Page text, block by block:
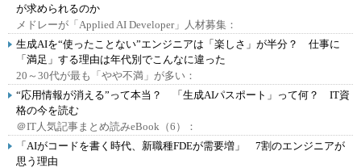
が求められるのか
メドレーが「Applied AI Developer」人材募集：
生成AIを“使ったことない”エンジニアは「楽しさ」が半分？ 仕事に
「満足」する理由は年代別でこんなに違った
20～30代が最も「やや不満」が多い：
“応用情報が消える”って本当？ 「生成AIパスポート」って何？ IT資
格の今を読む
＠IT人気記事まとめ読みeBook（6）：
「AIがコードを書く時代、新職種FDEが需要増」 7割のエンジニアが
思う理由